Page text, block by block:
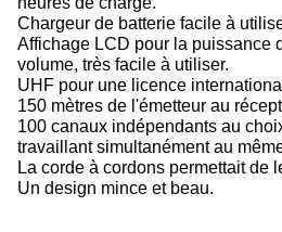
Chargeur de batterie facile à
Affichage LCD pour la puissance
volume, très facile à utiliser.
UHF pour une licence
150 mètres de l'émetteur au
100 canaux indépendants au
travaillant simultanément au
La corde à cordons permettait de
Un design mince et beau.